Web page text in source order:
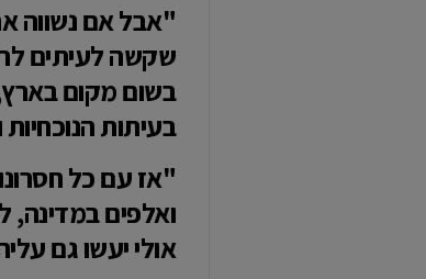
"אבל אם נשווה
שקשה לעיתים
בשום מקום
בעיתות
ואלפים במדינה,
אולי יעשו גם